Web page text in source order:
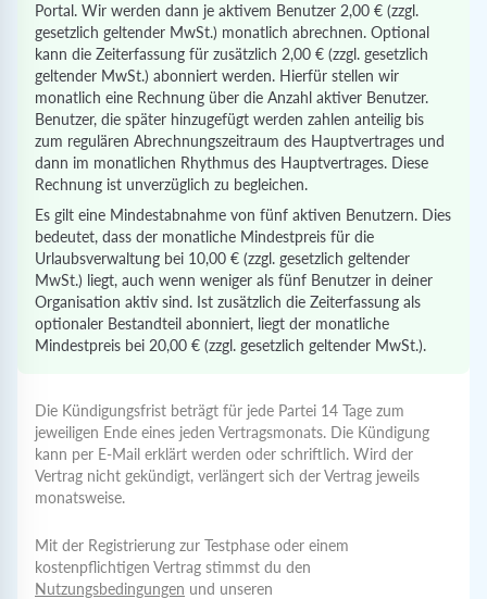
Portal. Wir werden dann je aktivem Benutzer 2,00 € (zzgl.
gesetzlich geltender MwSt.) monatlich abrechnen. Optional
kann die Zeiterfassung für zusätzlich 2,00 € (zzgl. gesetzlich
geltender MwSt.) abonniert werden. Hierfür stellen wir
monatlich eine Rechnung über die Anzahl aktiver Benutzer.
Benutzer, die später hinzugefügt werden zahlen anteilig bis
zum regulären Abrechnungszeitraum des Hauptvertrages und
dann im monatlichen Rhythmus des Hauptvertrages. Diese
Rechnung ist unverzüglich zu begleichen.
Es gilt eine Mindestabnahme von fünf aktiven Benutzern. Dies
bedeutet, dass der monatliche Mindestpreis für die
Urlaubsverwaltung bei 10,00 € (zzgl. gesetzlich geltender
MwSt.) liegt, auch wenn weniger als fünf Benutzer in deiner
Organisation aktiv sind. Ist zusätzlich die Zeiterfassung als
optionaler Bestandteil abonniert, liegt der monatliche
Mindestpreis bei 20,00 € (zzgl. gesetzlich geltender MwSt.).
Vertragslaufzeit & Kündigung
Die Kündigungsfrist beträgt für jede Partei 14 Tage zum
jeweiligen Ende eines jeden Vertragsmonats. Die Kündigung
kann per E-Mail erklärt werden oder schriftlich. Wird der
Vertrag nicht gekündigt, verlängert sich der Vertrag jeweils
monatsweise.
Mit der Registrierung zur Testphase oder einem
kostenpflichtigen Vertrag stimmst du den
Nutzungsbedingungen und unseren